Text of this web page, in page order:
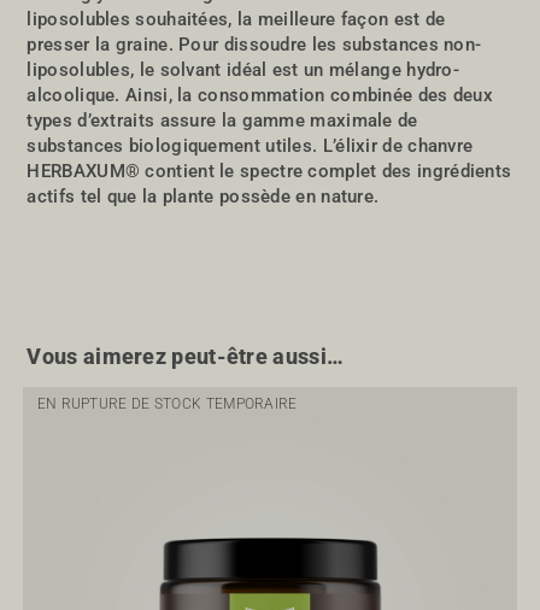
liposolubles souhaitées, la meilleure façon est de
presser la graine. Pour dissoudre les substances non-
liposolubles, le solvant idéal est un mélange hydro-
alcoolique. Ainsi, la consommation combinée des deux
types d’extraits assure la gamme maximale de
substances biologiquement utiles. L’élixir de chanvre
HERBAXUM® contient le spectre complet des ingrédients
actifs tel que la plante possède en nature.
Vous aimerez peut-être aussi…
EN RUPTURE DE STOCK TEMPORAIRE